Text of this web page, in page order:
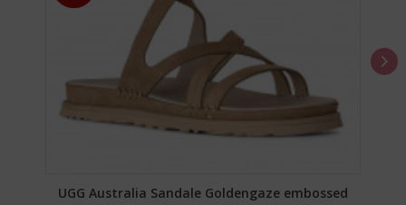
UGG Australia Sandale Goldengaze embossed